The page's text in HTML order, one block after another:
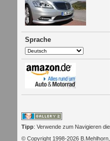
Sprache
Tipp: Verwende zum Navigieren
© Copyright 1998-2026